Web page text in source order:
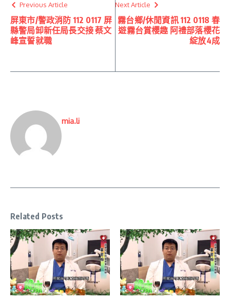
Previous Article
屏東市/警政消防 112 0117 屏
縣警局卸新任局長交接 蔡文
峰宣誓就職
Next Article
霧台鄉/休閒資訊 112 0118 春
遊霧台賞櫻趣 阿禮部落櫻花
綻放4成
mia.li
Related Posts